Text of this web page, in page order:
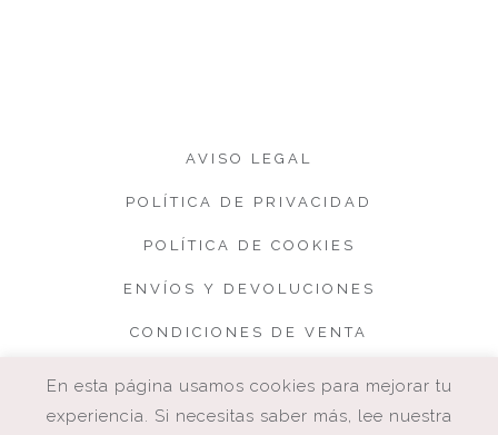
AVISO LEGAL
POLÍTICA DE PRIVACIDAD
POLÍTICA DE COOKIES
ENVÍOS Y DEVOLUCIONES
CONDICIONES DE VENTA
En esta página usamos cookies para mejorar tu
experiencia. Si necesitas saber más, lee nuestra